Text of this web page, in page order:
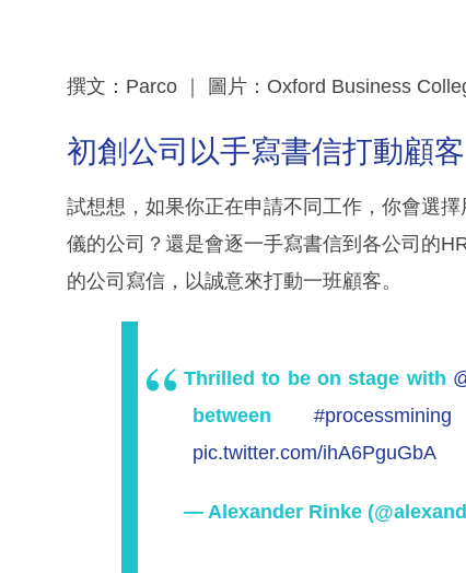
撰文：Parco ｜ 圖片：Oxford Business
初創公司以手寫書信打動顧客
試想想，如果你正在申請不同工作，你會選
儀的公司？還是會逐一手寫書信到各公司的
的公司寫信，以誠意來打動一班顧客。
Thrilled to be on stage with
between#processmining
pic.twitter.com/ihA6PguGbA
— Alexander Rinke